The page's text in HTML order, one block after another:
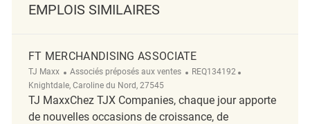
EMPLOIS SIMILAIRES
FT MERCHANDISING ASSOCIATE
TJ Maxx Catégorie
Associés préposés aux ventes ReqId
REQ134192
Knightdale, Caroline du Nord, 27545
TJ MaxxChez TJX Companies, chaque jour apporte
de nouvelles occasions de croissance, de